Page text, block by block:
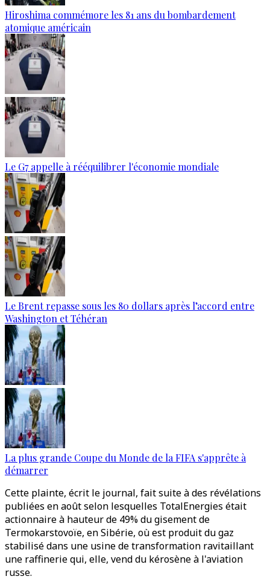
Hiroshima commémore les 81 ans du bombardement
atomique américain
Le G7 appelle à rééquilibrer l'économie mondiale
Le Brent repasse sous les 80 dollars après l’accord entre
Washington et Téhéran
La plus grande Coupe du Monde de la FIFA s'apprête à
démarrer
Cette plainte, écrit le journal, fait suite à des révélations
publiées en août selon lesquelles TotalEnergies était
actionnaire à hauteur de 49% du gisement de
Termokarstovoïe, en Sibérie, où est produit du gaz
stabilisé dans une usine de transformation ravitaillant
une raffinerie qui, elle, vend du kérosène à l'aviation
russe.